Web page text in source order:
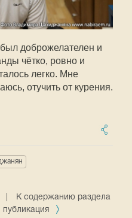
доброжелателен и
чётко, ровно и
легко. Мне
отучить от курения.
К содержанию раздела